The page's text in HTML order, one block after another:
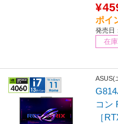
ポイ
発売日
在
ASUS(
コン
［